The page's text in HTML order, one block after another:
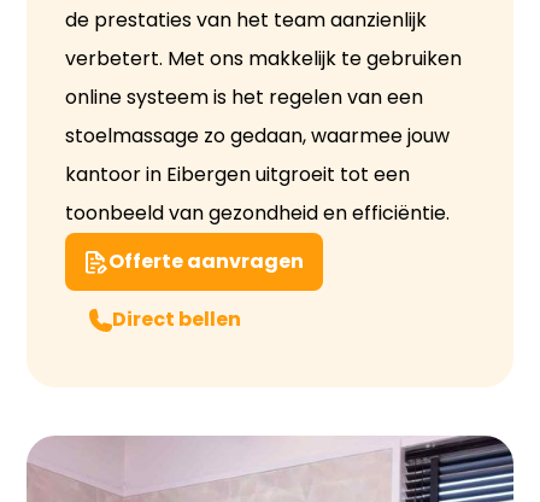
de prestaties van het team aanzienlijk
verbetert. Met ons makkelijk te gebruiken
online systeem is het regelen van een
stoelmassage zo gedaan, waarmee jouw
kantoor in Eibergen uitgroeit tot een
toonbeeld van gezondheid en efficiëntie.
Offerte aanvragen
Direct bellen